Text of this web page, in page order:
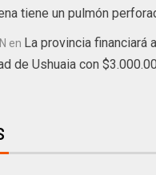
tiene un pulmón
en La provincia financiará
de Ushuaia con